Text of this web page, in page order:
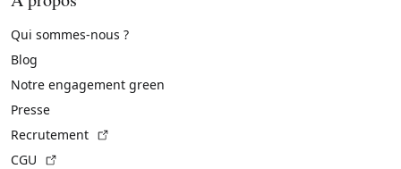
Qui sommes-nous ?
Blog
Notre engagement green
Presse
Recrutement
CGU